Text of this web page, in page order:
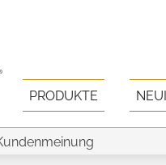
PRODUKTE